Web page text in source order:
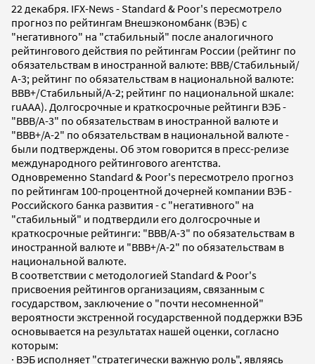
22 декабря. IFX-News - Standard & Poor's пересмотрело
прогноз по рейтингам Внешэкономбанк (ВЭБ) с
"негативного" на "стабильный" после аналогичного
рейтингового действия по рейтингам России (рейтинг по
обязательствам в иностранной валюте: ВВВ/Стабильный/
А-3; рейтинг по обязательствам в национальной валюте:
ВВВ+/Стабильный/А-2; рейтинг по национальной шкале:
ruAAA). Долгосрочные и краткосрочные рейтинги ВЭБ -
"ВВВ/А-3" по обязательствам в иностранной валюте и
"ВВВ+/А-2" по обязательствам в национальной валюте -
были подтверждены. Об этом говорится в пресс-релизе
международного рейтингового агентства.
Одновременно Standard & Poor's пересмотрело прогноз
по рейтингам 100-процентной дочерней компании ВЭБ -
Российского банка развития - с "негативного" на
"стабильный" и подтвердили его долгосрочные и
краткосрочные рейтинги: "ВВВ/А-3" по обязательствам в
иностранной валюте и "ВВВ+/А-2" по обязательствам в
национальной валюте.
В соответствии с методологией Standard & Poor's
присвоения рейтингов организациям, связанным с
государством, заключение о "почти несомненной"
вероятности экстренной государственной поддержки ВЭБ
основывается на результатах нашей оценки, согласно
которым:
· ВЭБ исполняет "стратегически важную роль", являясь